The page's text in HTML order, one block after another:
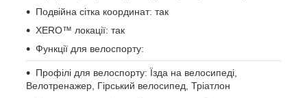
Подвійна сітка координат: так
XERO™ локації: так
Функції для велоспорту:
Профілі для велоспорту: Їзда на велосипеді,
Велотренажер, Гірський велосипед, Тріатлон